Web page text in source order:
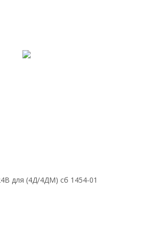
для (4Д/4ДМ) сб 1454-01